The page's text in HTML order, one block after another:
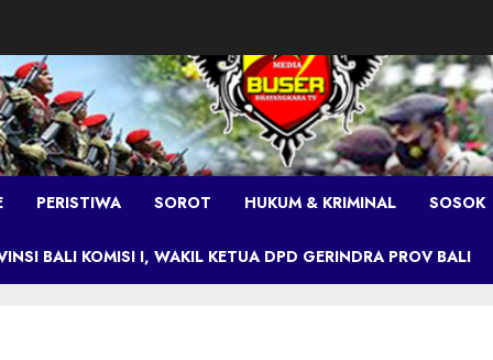
PERISTIWA SOROT HUKUM & KRIMINAL SOSOK
BALI KOMISI I, WAKIL KETUA DPD GERINDRA PROV BALI